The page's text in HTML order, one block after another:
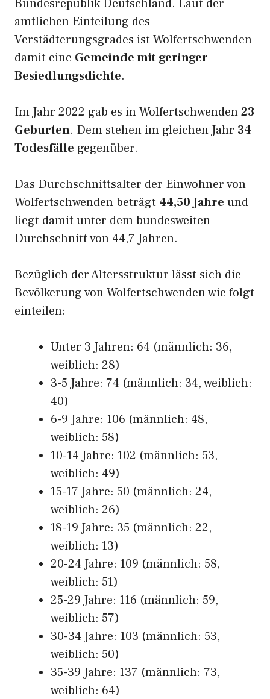
Bundesrepublik Deutschland. Laut der
amtlichen Einteilung des
Verstädterungsgrades ist Wolfertschwenden
damit eine Gemeinde mit geringer
Besiedlungsdichte.
Im Jahr 2022 gab es in Wolfertschwenden23
Geburten. Dem stehen im gleichen Jahr 34
Todesfälle gegenüber.
Das Durchschnittsalter der Einwohner von
Wolfertschwenden beträgt 44,50 Jahre und
liegt damit unter dem bundesweiten
Durchschnitt von 44,7 Jahren.
Bezüglich der Altersstruktur lässt sich die
Bevölkerung von Wolfertschwenden wie folgt
einteilen:
Unter 3 Jahren: 64 (männlich: 36,
weiblich: 28)
3-5 Jahre: 74 (männlich: 34, weiblich:
40)
6-9 Jahre: 106 (männlich: 48,
weiblich: 58)
10-14 Jahre: 102 (männlich: 53,
weiblich: 49)
15-17 Jahre: 50 (männlich: 24,
weiblich: 26)
18-19 Jahre: 35 (männlich: 22,
weiblich: 13)
20-24 Jahre: 109 (männlich: 58,
weiblich: 51)
25-29 Jahre: 116 (männlich: 59,
weiblich: 57)
30-34 Jahre: 103 (männlich: 53,
weiblich: 50)
35-39 Jahre: 137 (männlich: 73,
weiblich: 64)